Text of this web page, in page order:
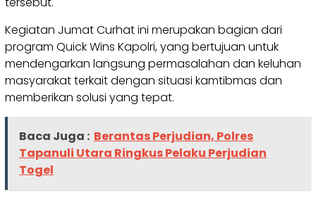
Kegiatan Jumat Curhat ini merupakan bagian dari
program Quick Wins Kapolri, yang bertujuan untuk
mendengarkan langsung permasalahan dan keluhan
masyarakat terkait dengan situasi kamtibmas dan
memberikan solusi yang tepat.
Baca Juga : Berantas Perjudian, Polres
Tapanuli Utara Ringkus Pelaku Perjudian
Togel